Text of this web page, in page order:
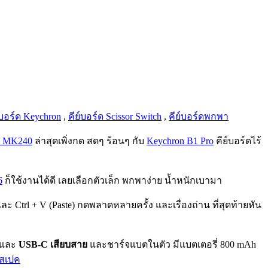
ร์ด Keychron , คีย์บอร์ด Scissor Switch , คีย์บอร์ดพกพา
MK240 ล่าสุดเพิ่งกด สดๆ ร้อนๆ กับ Keychron B1 Pro คีย์บอร์ดไร้
ก็ใช้งานได้ดี เลยเลือกตัวเล็ก พกพาง่าย น้ำหนักเบามา
ะ Ctrl + V (Paste) กดพลาดหลายครั้ง และเรื่องถ่าน ที่สุดท้ายหัน
ละ USB-C เสียบสาย และชาร์จแบตในตัว มีแบตเตอรี่ 800 mAh
เปค